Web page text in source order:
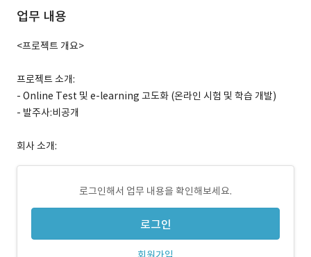
업무 내용
<프로젝트 개요>
프로젝트 소개:
- Online Test 및 e-learning 고도화 (온라인 시험 및 학습 개발)
- 발주사:비공개
회사 소개:
로그인해서 업무 내용을 확인해보세요.
로그인